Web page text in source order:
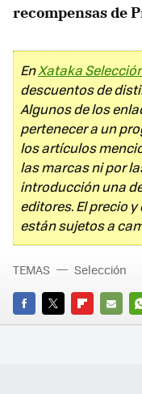
recompensas de
EnXataka
descuentos de
Algunos de los
pertenecer a un
los artículos
las marcas ni por
introducción una
editores. El precio
están sujetos a
FACEBOOK
TWITTERFLIPBOARD
E-
TEMAS Selección